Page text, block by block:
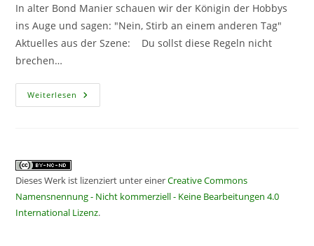
In alter Bond Manier schauen wir der Königin der Hobbys
ins Auge und sagen: "Nein, Stirb an einem anderen Tag"
Aktuelles aus der Szene: Du sollst diese Regeln nicht
brechen…
Weiterlesen CF178
–
Dieses Werk ist lizenziert unter einerCreative Commons
Namensnennung - Nicht kommerziell - Keine Bearbeitungen 4.0
International Lizenz.